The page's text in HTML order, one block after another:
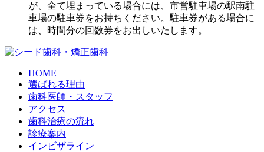
が、全て埋まっている場合には、市営駐車場の駅南駐
車場の駐車券をお持ちください。駐車券がある場合に
は、時間分の回数券をお出しいたします。
HOME
選ばれる理由
歯科医師・スタッフ
アクセス
歯科治療の流れ
診療案内
インビザライン